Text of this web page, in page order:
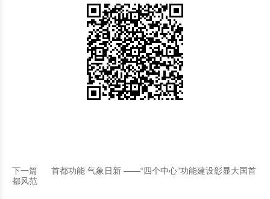
下一篇
首都功能 气象日新 ——“四个中心”功能建设彰显大国首
都风范